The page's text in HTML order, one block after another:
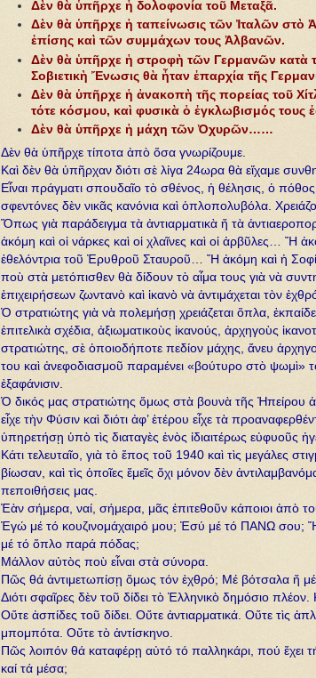
Δὲν θὰ ὑπῆρχε ἡ δολοφονία τοῦ Μεταξᾶ.
Δὲν θὰ ὑπῆρχε ἡ ταπείνωσις τῶν Ἰταλῶν στὸ
ἐπίσης καὶ τῶν συμμάχων τους Ἀλβανῶν.
Δὲν θὰ ὑπῆρχε ἡ στροφὴ τῶν Γερμανῶν κατὰ
Σοβιετικὴ Ἔνωσις θὰ ἦταν ἐπαρχία τῆς
Δὲν θὰ ὑπῆρχε ἡ ἀνακοπὴ τῆς πορείας τοῦ
τότε κόσμου, καὶ φυσικὰ ὁ ἐγκλωβισμός τους
Δὲν θὰ ὑπῆρχε ἡ μάχη τῶν Ὀχυρῶν……
Δὲν θὰ ὑπῆρχε τίποτα ἀπὸ ὅσα γνωρίζουμε.
Καὶ δὲν θὰ ὐπῆρχαν διότι σὲ λίγα 24ωρα θὰ εἴχαμε
Εἶναι πράγματι σπουδαῖο τὸ σθένος, ἡ θέλησις, ὁ πόθος
σφεντόνες δὲν νικᾶς κανόνια καὶ ὁπλοπολυβόλα.
Ὅπως γιὰ παράδειγμα τὰ ἀντιαρματικὰ ἤ τὰ
ἀκόμη καὶ οἱ νάρκες καὶ οἱ χλαῖνες καὶ οἱ ἀρβῦλες… Ἤ
ἐθελόντρια τοῦ Ἐρυθροῦ Σταυροῦ… Ἤ ἀκόμη καὶ ἡ
ποὺ στὰ μετόπισθεν θὰ δίδουν τὸ αἷμα τους γιὰ νὰ
ἐπιχειρήσεων ζωντανὸ καὶ ἱκανὸ νὰ ἀντιμάχεται τὸν
Ὁ στρατιώτης γιὰ νὰ πολεμήσῃ χρειάζεται ὅπλα,
ἐπιτελικὰ σχέδια, ἀξιωματικοὺς ἱκανούς, ἀρχηγοὺς
στρατιώτης, σὲ ὁποιοδήποτε πεδίον μάχης, ἄνευ
του καὶ ἀνεφοδιασμοῦ παραμένει «βούτυρο στὸ
ἐξαφάνισιν.
Ὁ δικός μας στρατιώτης ὅμως στὰ βουνὰ τῆς Ἠπείρου
εἶχε τὴν Φύσιν καὶ διότι ἀφ’ ἑτέρου εἶχε τὰ
ὑπηρετήσῃ ὑπὸ τὶς διαταγὲς ἑνὸς ἰδιαιτέρως εὐφυοῦς
Κάτι τελευταῖο, γιὰ τὸ ἔπος τοῦ 1940 καὶ τὶς μεγάλες
βίωσαν, καὶ τὶς ὁποῖες ἔμεῖς ὄχι μόνον δὲν
πεποιθήσεις μας.
Ἐὰν σήμερα, ναί, σήμερα, μᾶς ἐπιτεθοῦν κάποιοι ἀπὸ
Ἐγώ μέ τό κουζινομάχαιρό μου; Ἐσύ μέ τό ΠΑΝΩ σου; Ἤ
μέ τό ὅπλο παρά πόδας;
Μάλλον αὐτὸς ποὺ εἶναι στὰ σύνορα.
Πῶς θά ἀντιμετωπίσῃ ὄμως τόν ἐχθρό; Μέ βότσαλα ἤ μέ
Διότι σφαῖρες δὲν τοῦ δίδει τὸ Ἑλληνικὸ δημόσιο πλέον.
Οὔτε ἀσπίδες τοῦ δίδει. Οὔτε ἀντιαρματικά. Οὔτε τὶς
μπομπότα. Οὔτε τὸ ἀντίσκηνο.
Πῶς λοιπόν θά καταφέρῃ αὐτό τό παλληκάρι, πού ἔχει
καί τά μέσα;